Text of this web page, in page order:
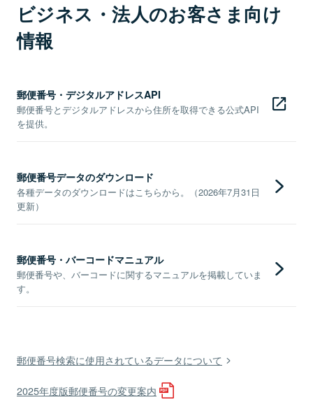
ビジネス・法人のお客さま向け
情報
郵便番号・デジタルアドレスAPI
郵便番号とデジタルアドレスから住所を取得できる公式API
を提供。
郵便番号データのダウンロード
各種データのダウンロードはこちらから。（2026年7月31日
更新）
郵便番号・バーコードマニュアル
郵便番号や、バーコードに関するマニュアルを掲載していま
す。
郵便番号検索に使用されているデータについて
2025年度版郵便番号の変更案内